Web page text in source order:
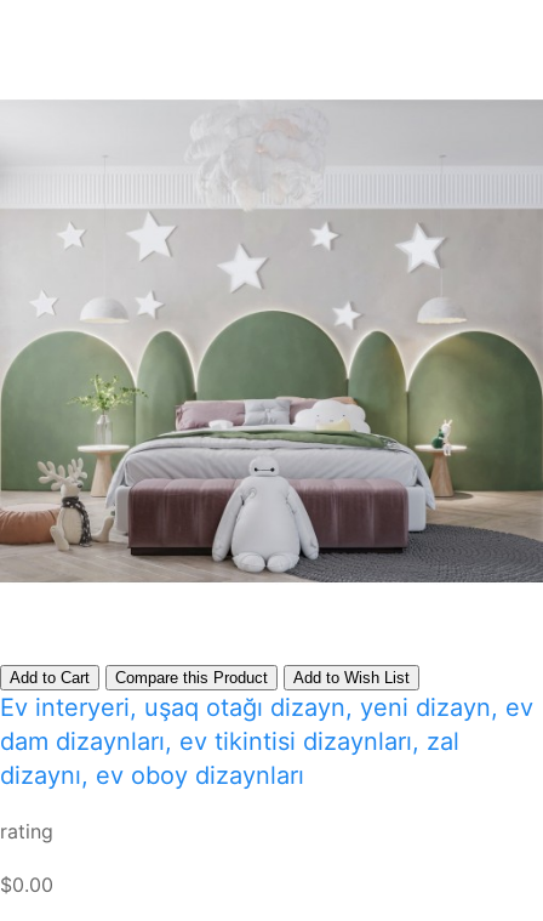
Add to Cart Compare this Product Add to Wish List
Ev interyeri, uşaq otağı dizayn, yeni dizayn, ev
dam dizaynları, ev tikintisi dizaynları, zal
dizaynı, ev oboy dizaynları
rating
$0.00